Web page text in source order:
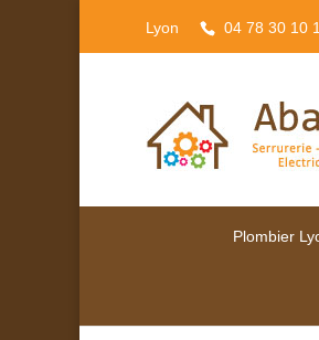
Lyon 04 78 30 10
Plombier